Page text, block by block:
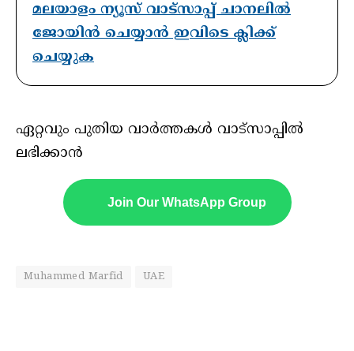
മലയാളം ന്യൂസ് വാട്സാപ്പ് ചാനലിൽ
ജോയിൻ ചെയ്യാൻ ഇവിടെ ക്ലിക്ക്
ചെയ്യുക
ഏറ്റവും പുതിയ വാർത്തകൾ വാട്സാപ്പിൽ
ലഭിക്കാൻ
Join Our WhatsApp Group
Muhammed Marfid UAE